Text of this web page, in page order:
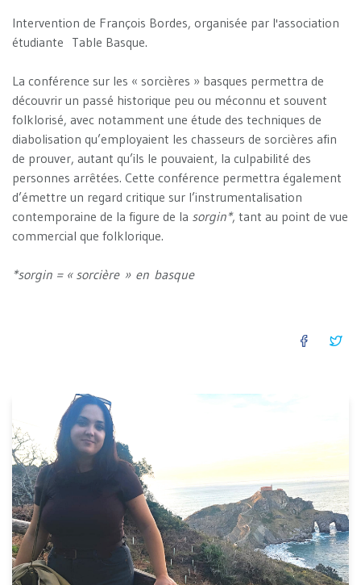
Intervention de François Bordes, organisée par l'association
étudiante Table Basque.
La conférence sur les « sorcières » basques permettra de
découvrir un passé historique peu ou méconnu et souvent
folklorisé, avec notamment une étude des techniques de
diabolisation qu’employaient les chasseurs de sorcières afin
de prouver, autant qu’ils le pouvaient, la culpabilité des
personnes arrêtées. Cette conférence permettra également
d’émettre un regard critique sur l’instrumentalisation
contemporaine de la figure de la sorgin*, tant au point de vue
commercial que folklorique.
*sorgin = « sorcière » en basque